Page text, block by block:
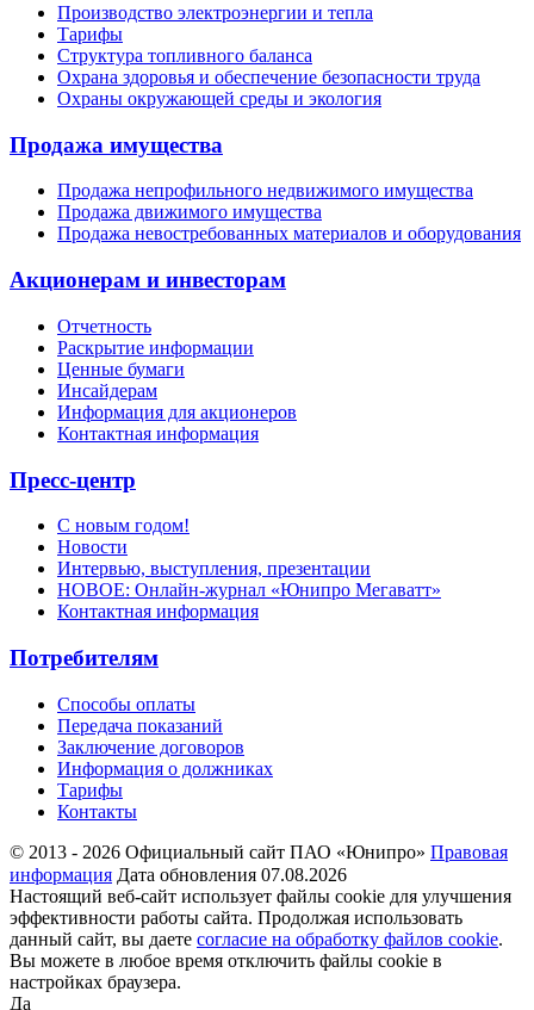
Производство электроэнергии и тепла
Тарифы
Структура топливного баланса
Охрана здоровья и обеспечение безопасности труда
Охраны окружающей среды и экология
Продажа имущества
Продажа непрофильного недвижимого имущества
Продажа движимого имущества
Продажа невостребованных материалов и оборудования
Акционерам и инвесторам
Отчетность
Раскрытие информации
Ценные бумаги
Инсайдерам
Информация для акционеров
Контактная информация
Пресс-центр
С новым годом!
Новости
Интервью, выступления, презентации
НОВОЕ: Онлайн-журнал «Юнипро Мегаватт»
Контактная информация
Потребителям
Способы оплаты
Передача показаний
Заключение договоров
Информация о должниках
Тарифы
Контакты
© 2013 - 2026 Официальный сайт ПАО «Юнипро» Правовая
информация Дата обновления 07.08.2026
Настоящий веб-сайт использует файлы cookie для улучшения
эффективности работы сайта. Продолжая использовать
данный сайт, вы даете согласие на обработку файлов cookie.
Вы можете в любое время отключить файлы cookie в
настройках браузера.
Да